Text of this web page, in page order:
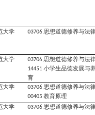
大学 03706思想道德修养与法
大学 03706思想道德修养与法
14451小学生品德发展与
育
大学 03706思想道德修养与法
00405教育原理
大学 03706思想道德修养与法